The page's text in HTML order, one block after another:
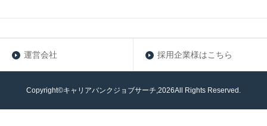
運営会社 採用企業様はこちら
Copyright©キャリアバンクジョブサーチ,2026All Rights Reserved.